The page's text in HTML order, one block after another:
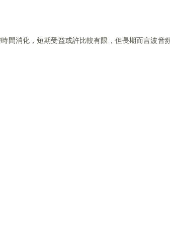
間消化，短期受益或許比較有限，但長期而言波音